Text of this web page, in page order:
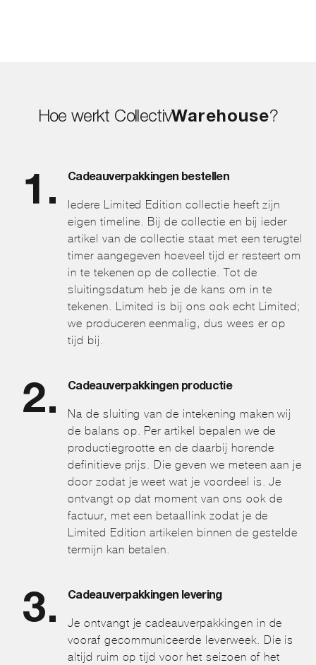
Hoe werkt CollectivWarehouse?
Cadeauverpakkingen bestellen
Iedere Limited Edition collectie heeft zijn
eigen timeline. Bij de collectie en bij ieder
artikel van de collectie staat met een terugtel
timer aangegeven hoeveel tijd er resteert om
in te tekenen op de collectie. Tot de
sluitingsdatum heb je de kans om in te
tekenen. Limited is bij ons ook echt Limited;
we produceren eenmalig, dus wees er op
tijd bij.
Cadeauverpakkingen productie
Na de sluiting van de intekening maken wij
de balans op. Per artikel bepalen we de
productiegrootte en de daarbij horende
definitieve prijs. Die geven we meteen aan je
door zodat je weet wat je voordeel is. Je
ontvangt op dat moment van ons ook de
factuur, met een betaallink zodat je de
Limited Edition artikelen binnen de gestelde
termijn kan betalen.
Cadeauverpakkingen levering
Je ontvangt je cadeauverpakkingen in de
vooraf gecommuniceerde leverweek. Die is
altijd ruim op tijd voor het seizoen of het